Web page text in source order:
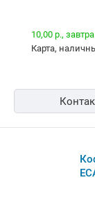
10,00 р., завтра
карта,